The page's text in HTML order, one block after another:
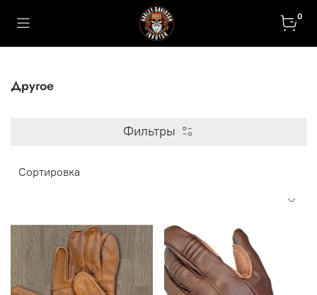
0
Другое
Фильтры